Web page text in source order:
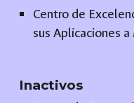
Centro de
sus Aplicaciones
Inactivos